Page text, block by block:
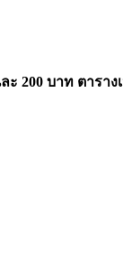
200 บาท ตารา